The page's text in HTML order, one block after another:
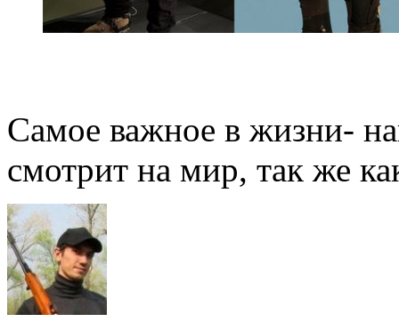
Самое важное в жизни-
смотрит на мир, так же